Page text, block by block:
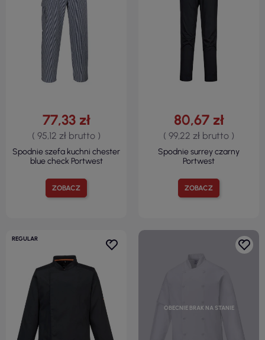
ZOBACZ
77,33 zł
( 95,12 zł brutto )
Spodnie szefa kuchni chester
blue check Portwest
ZOBACZ
80,67 zł
( 99,22 zł brutto )
Spodnie surrey czarny
Portwest
REGULAR
OBECNIE BRAK NA STANIE